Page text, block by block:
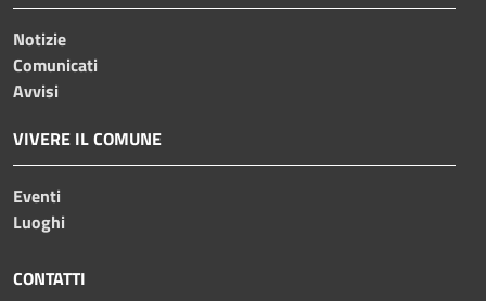
Notizie
Comunicati
Avvisi
VIVERE IL COMUNE
Eventi
Luoghi
CONTATTI